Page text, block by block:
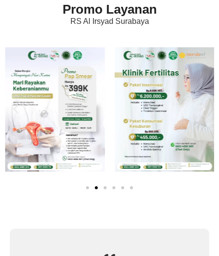
Promo Layanan
RS Al Irsyad Surabaya